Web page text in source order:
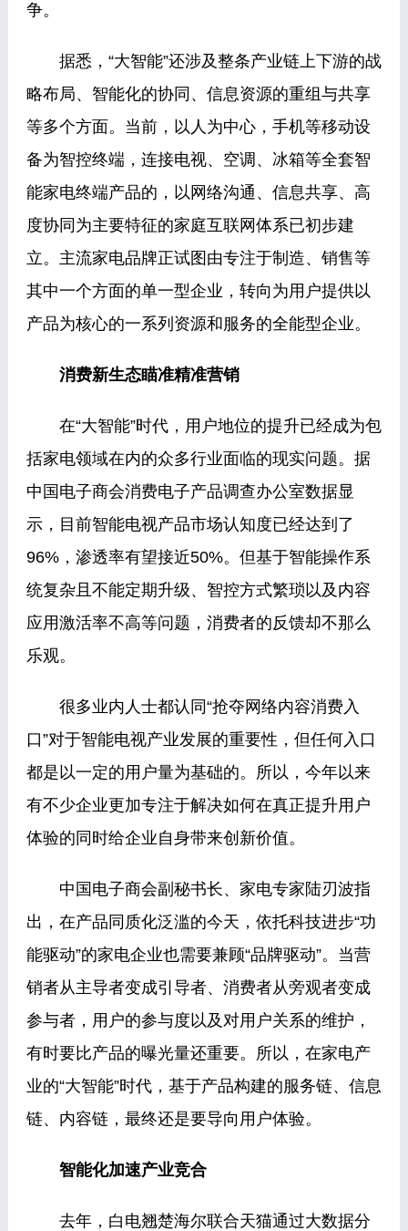
争。
据悉，“大智能”还涉及整条产业链上下游的战
略布局、智能化的协同、信息资源的重组与共享
等多个方面。当前，以人为中心，手机等移动设
备为智控终端，连接电视、空调、冰箱等全套智
能家电终端产品的，以网络沟通、信息共享、高
度协同为主要特征的家庭互联网体系已初步建
立。主流家电品牌正试图由专注于制造、销售等
其中一个方面的单一型企业，转向为用户提供以
产品为核心的一系列资源和服务的全能型企业。
消费新生态瞄准精准营销
在“大智能”时代，用户地位的提升已经成为包
括家电领域在内的众多行业面临的现实问题。据
中国电子商会消费电子产品调查办公室数据显
示，目前智能电视产品市场认知度已经达到了
96%，渗透率有望接近50%。但基于智能操作系
统复杂且不能定期升级、智控方式繁琐以及内容
应用激活率不高等问题，消费者的反馈却不那么
乐观。
很多业内人士都认同“抢夺网络内容消费入
口”对于智能电视产业发展的重要性，但任何入口
都是以一定的用户量为基础的。所以，今年以来
有不少企业更加专注于解决如何在真正提升用户
体验的同时给企业自身带来创新价值。
中国电子商会副秘书长、家电专家陆刃波指
出，在产品同质化泛滥的今天，依托科技进步“功
能驱动”的家电企业也需要兼顾“品牌驱动”。当营
销者从主导者变成引导者、消费者从旁观者变成
参与者，用户的参与度以及对用户关系的维护，
有时要比产品的曝光量还重要。所以，在家电产
业的“大智能”时代，基于产品构建的服务链、信息
链、内容链，最终还是要导向用户体验。
智能化加速产业竞合
去年，白电翘楚海尔联合天猫通过大数据分